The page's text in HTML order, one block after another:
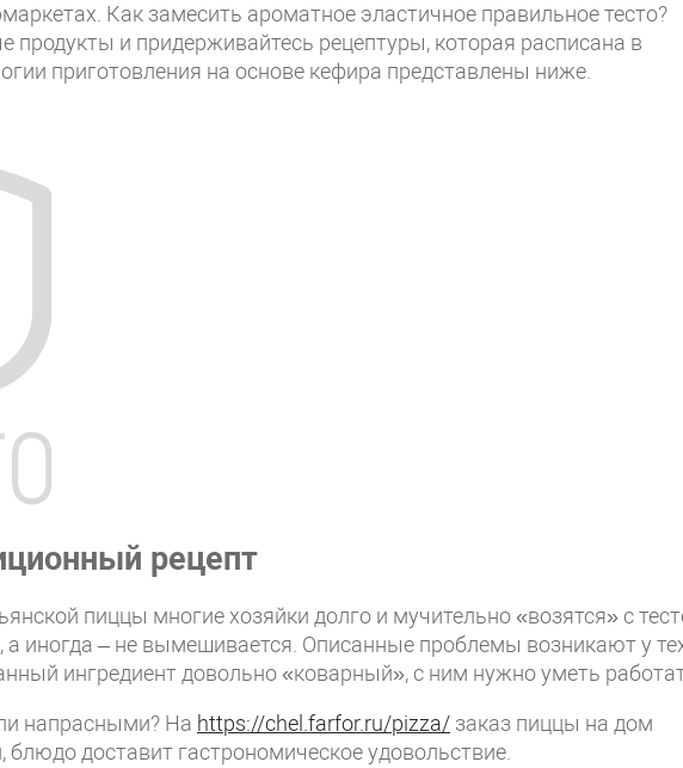
Как замесить ароматное эластичное правильное тесто?
продукты и придерживайтесь рецептуры, которая расписана в
приготовления на основе кефира представлены ниже.
рецепт
пиццы многие хозяйки долго и мучительно «возятся» с
а иногда – не вымешивается. Описанные проблемы возникают у
ингредиент довольно «коварный», с ним нужно уметь
напрасными? На https://chel.farfor.ru/pizza/ заказ пиццы на дом
доставит гастрономическое удовольствие.